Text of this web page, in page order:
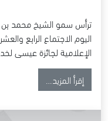
ترأس سمو الشيخ محمد بن
اليوم الاجتماع الرابع
الإعلامية لجائزة عيسى
إقرأ المزيد…